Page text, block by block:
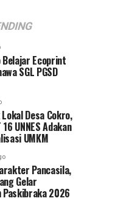
Ecoprint
SGL PGSD
Desa Cokro,
UNNES Adakan
UMKM
Pancasila,
Gelar
Paskibraka 2026